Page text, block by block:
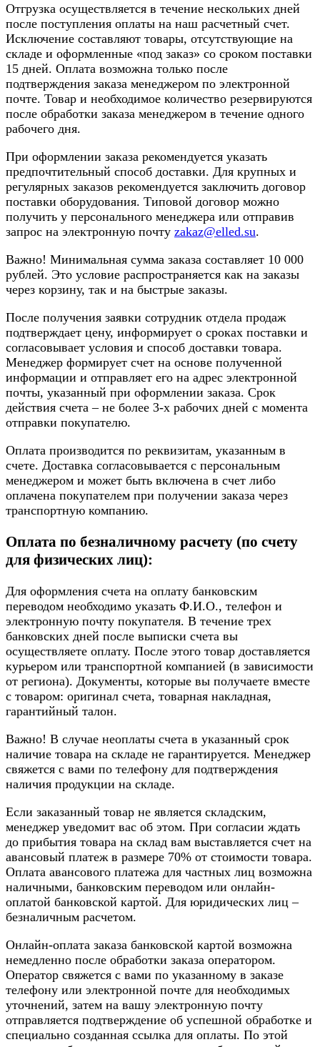
Отгрузка осуществляется в течение нескольких дней
после поступления оплаты на наш расчетный счет.
Исключение составляют товары, отсутствующие на
складе и оформленные «под заказ» со сроком поставки
15 дней. Оплата возможна только после
подтверждения заказа менеджером по электронной
почте. Товар и необходимое количество резервируются
после обработки заказа менеджером в течение одного
рабочего дня.
При оформлении заказа рекомендуется указать
предпочтительный способ доставки. Для крупных и
регулярных заказов рекомендуется заключить договор
поставки оборудования. Типовой договор можно
получить у персонального менеджера или отправив
запрос на электронную почту zakaz@elled.su.
Важно! Минимальная сумма заказа составляет 10 000
рублей. Это условие распространяется как на заказы
через корзину, так и на быстрые заказы.
После получения заявки сотрудник отдела продаж
подтверждает цену, информирует о сроках поставки и
согласовывает условия и способ доставки товара.
Менеджер формирует счет на основе полученной
информации и отправляет его на адрес электронной
почты, указанный при оформлении заказа. Срок
действия счета – не более 3-х рабочих дней с момента
отправки покупателю.
Оплата производится по реквизитам, указанным в
счете. Доставка согласовывается с персональным
менеджером и может быть включена в счет либо
оплачена покупателем при получении заказа через
транспортную компанию.
Оплата по безналичному расчету (по счету
для физических лиц):
Для оформления счета на оплату банковским
переводом необходимо указать Ф.И.О., телефон и
электронную почту покупателя. В течение трех
банковских дней после выписки счета вы
осуществляете оплату. После этого товар доставляется
курьером или транспортной компанией (в зависимости
от региона). Документы, которые вы получаете вместе
с товаром: оригинал счета, товарная накладная,
гарантийный талон.
Важно! В случае неоплаты счета в указанный срок
наличие товара на складе не гарантируется. Менеджер
свяжется с вами по телефону для подтверждения
наличия продукции на складе.
Если заказанный товар не является складским,
менеджер уведомит вас об этом. При согласии ждать
до прибытия товара на склад вам выставляется счет на
авансовый платеж в размере 70% от стоимости товара.
Оплата авансового платежа для частных лиц возможна
наличными, банковским переводом или онлайн-
оплатой банковской картой. Для юридических лиц –
безналичным расчетом.
Онлайн-оплата заказа банковской картой возможна
немедленно после обработки заказа оператором.
Оператор свяжется с вами по указанному в заказе
телефону или электронной почте для необходимых
уточнений, затем на вашу электронную почту
отправляется подтверждение об успешной обработке и
специально созданная ссылка для оплаты. По этой